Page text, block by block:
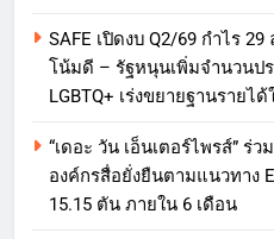
SAFE เปิดงบ Q2/69 กำไร
โน้มดี – รัฐหนุนเพิ่มจำนวนป
LGBTQ+ เร่งขยายฐานรายได้
“เดอะ วัน เอ็นเตอร์ไพรส์” ร่
องค์กรสื่อยั่งยืนตามแนวทาง
15.15 ตัน ภายใน 6 เดือน